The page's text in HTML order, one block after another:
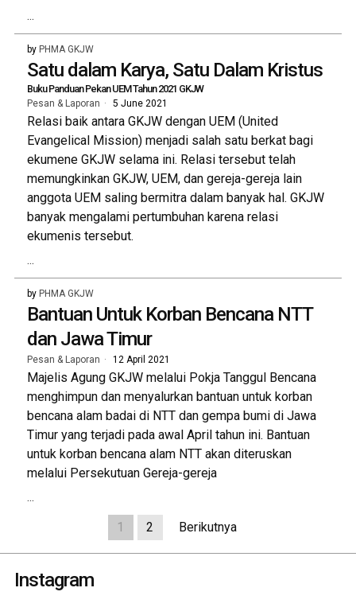
...
by PHMA GKJW
Satu dalam Karya, Satu Dalam Kristus
Buku Panduan Pekan UEM Tahun 2021 GKJW
Pesan & Laporan 5 June 2021
Relasi baik antara GKJW dengan UEM (United
Evangelical Mission) menjadi salah satu berkat bagi
ekumene GKJW selama ini. Relasi tersebut telah
memungkinkan GKJW, UEM, dan gereja-gereja lain
anggota UEM saling bermitra dalam banyak hal. GKJW
banyak mengalami pertumbuhan karena relasi
ekumenis tersebut.
...
by PHMA GKJW
Bantuan Untuk Korban Bencana NTT
dan Jawa Timur
Pesan & Laporan 12 April 2021
Majelis Agung GKJW melalui Pokja Tanggul Bencana
menghimpun dan menyalurkan bantuan untuk korban
bencana alam badai di NTT dan gempa bumi di Jawa
Timur yang terjadi pada awal April tahun ini. Bantuan
untuk korban bencana alam NTT akan diteruskan
melalui Persekutuan Gereja-gereja
...
1
2 Berikutnya
Instagram